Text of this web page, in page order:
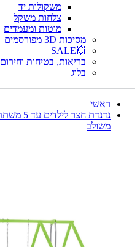
משקולות יד
צלחות משקל
מוטות ומעמדים
מסיכות 3D מפורסמים
💥SALE
בריאות, בטיחות וחירום
בלוג
ראשי
משולב